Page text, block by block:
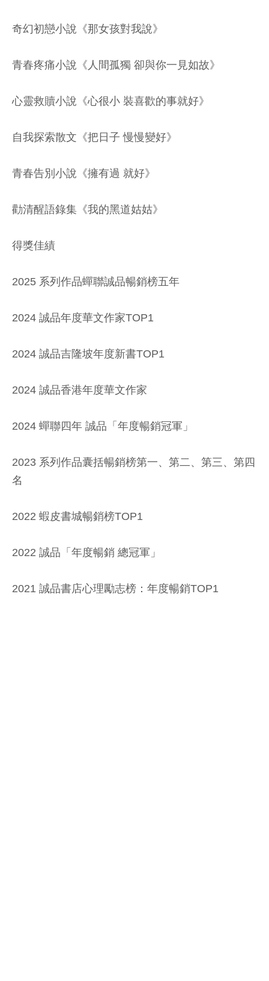
奇幻初戀小說《那女孩對我說》
青春疼痛小說《人間孤獨 卻與你一見如故》
心靈救贖小說《心很小 裝喜歡的事就好》
自我探索散文《把日子 慢慢變好》
青春告別小說《擁有過 就好》
勸清醒語錄集《我的黑道姑姑》
得獎佳績
2025 系列作品蟬聯誠品暢銷榜五年
2024 誠品年度華文作家TOP1
2024 誠品吉隆坡年度新書TOP1
2024 誠品香港年度華文作家
2024 蟬聯四年 誠品「年度暢銷冠軍」
2023 系列作品囊括暢銷榜第一、第二、第三、第四
名
2022 蝦皮書城暢銷榜TOP1
2022 誠品「年度暢銷 總冠軍」
2021 誠品書店心理勵志榜：年度暢銷TOP1